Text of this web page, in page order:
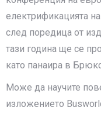
електрификацията
след поредица от
тази година ще се
като панаира в
Може да научите
изложението